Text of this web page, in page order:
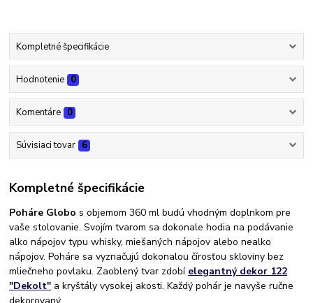
Kompletné špecifikácie
Hodnotenie 0
Komentáre 0
Súvisiaci tovar 6
Kompletné špecifikácie
Poháre Globos objemom 360 ml budú vhodným doplnkom pre
vaše stolovanie. Svojím tvarom sa dokonale hodia na podávanie
alko nápojov typu whisky, miešaných nápojov alebo nealko
nápojov. Poháre sa vyznačujú dokonalou čírosťou skloviny bez
mliečneho povlaku. Zaoblený tvar zdobí elegantný dekor 122
"Dekolt" a kryštály vysokej akosti. Každý pohár je navyše ručne